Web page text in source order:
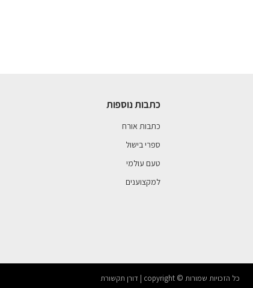
כתבות נוספות
כתבות אורח
ספרי בישול
טעם עולמי
למקצוענים
כל הזכויות שמורות © copyright | דורן תקשורת